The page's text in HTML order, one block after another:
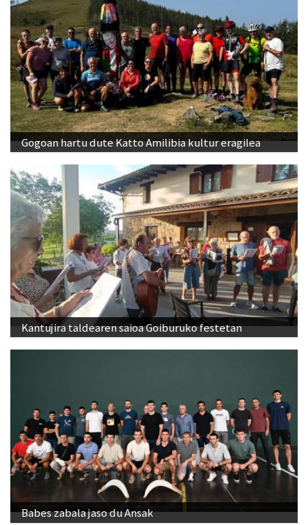
Gogoan hartu dute Katto Amilibia kultur eragilea
Kantujira taldearen saioa Goiburuko festetan
Babes zabala jaso du Ansak